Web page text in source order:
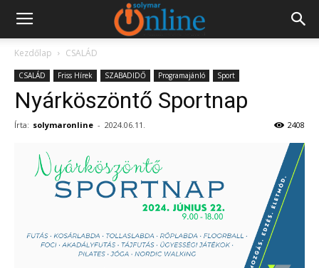
Kezdőlap CSALÁD
CSALÁD Friss Hírek SZABADIDŐ Programajánló Sport
Nyárköszöntő Sportnap
Írta: solymaronline - 2024.06.11. 2408